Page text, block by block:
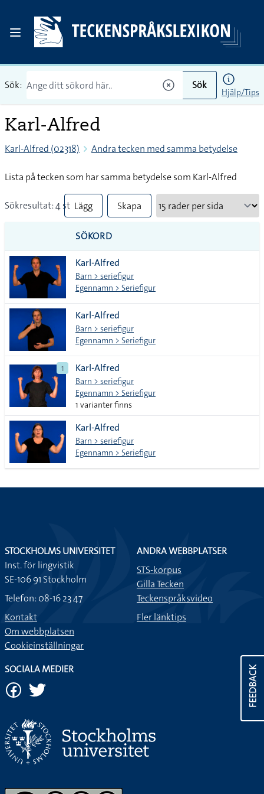
Sök: Sök
Hjälp/Tips
Karl-Alfred
Karl-Alfred (02318) Andra tecken med samma betydelse
Lista på tecken som har samma betydelse som Karl-Alfred
Sökresultat: 4 st Lägg
till
alla i
lista
Skapa
SÖKORD
Karl-Alfred
Barn > seriefigur
Egennamn > Seriefigur
Karl-Alfred
Barn > seriefigur
Egennamn > Seriefigur
1 Karl-Alfred
Barn > seriefigur
Egennamn > Seriefigur
1 varianter finns
Karl-Alfred
Barn > seriefigur
Egennamn > Seriefigur
FEEDBACK
STOCKHOLMS UNIVERSITET
Inst. för lingvistik
SE-106 91 Stockholm
Telefon: 08-16 23 47
Kontakt
Om webbplatsen
Cookieinställningar
ANDRA WEBBPLATSER
STS-korpus
Gilla Tecken
Teckenspråksvideo
Fler länktips
SOCIALA MEDIER